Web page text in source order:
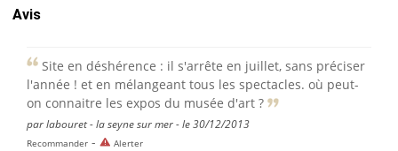
Avis
Site en déshérence : il s'arrête en juillet, sans préciser
l'année ! et en mélangeant tous les spectacles. où peut-
on connaitre les expos du musée d'art ?
par labouret - la seyne sur mer - le 30/12/2013
Recommander - Alerter